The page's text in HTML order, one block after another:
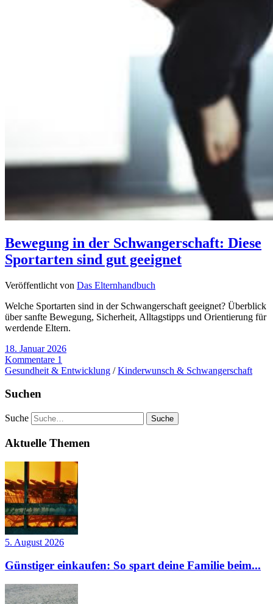
Bewegung in der Schwangerschaft: Diese
Sportarten sind gut geeignet
Veröffentlicht von Das Elternhandbuch
Welche Sportarten sind in der Schwangerschaft geeignet? Überblick
über sanfte Bewegung, Sicherheit, Alltagstipps und Orientierung für
werdende Eltern.
18. Januar 2026
Kommentare 1
Gesundheit & Entwicklung /Kinderwunsch & Schwangerschaft
Suchen
Suche
Aktuelle Themen
5. August 2026
Günstiger einkaufen: So spart deine Familie beim...